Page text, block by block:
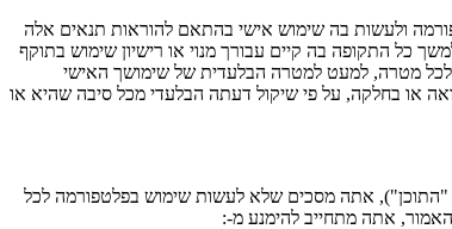
ולעשות בה שימוש אישי בהתאם להוראות תנאים אלה
כל התקופה בה קיים עבורך מנוי או רישיון שימוש בתוקף
מטרה, למעט למטרה הבלעדית של שימושך האישי
או בחלקה, על פי שיקול דעתה הבלעדי מכל סיבה שהיא או
"התוכן"), אתה מסכים שלא לעשות שימוש בפלטפורמה לכל
אתה מתחייב להימנע מ-: